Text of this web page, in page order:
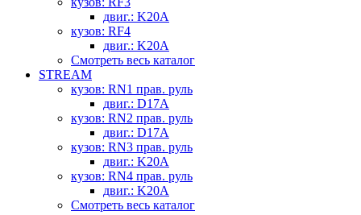
двиг.: K20A
кузов: RF4
двиг.: K20A
Смотреть весь каталог
STREAM
кузов: RN1 прав. руль
двиг.: D17A
кузов: RN2 прав. руль
двиг.: D17A
кузов: RN3 прав. руль
двиг.: K20A
кузов: RN4 прав. руль
двиг.: K20A
Смотреть весь каталог